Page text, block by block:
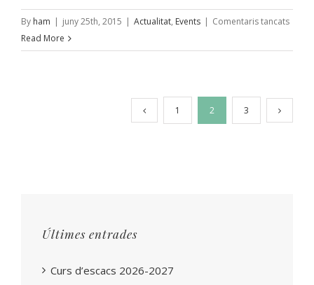
By ham | juny 25th, 2015 | Actualitat, Events | Comentaris tancatsa
Read More
1 2 3
Últimes entrades
Curs d’escacs 2026-2027